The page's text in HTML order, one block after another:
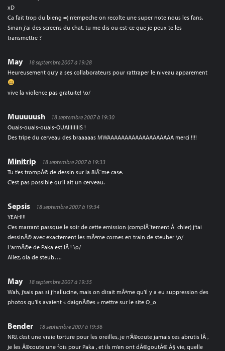
xD
Ca fait trop du bieng =) n’empeche on recolte une super note nous les fans.
Sinan j’ai des screens du chat, tu me dis ou est-ce que je peux te les
transmettre ?
May
18 septembre 2007 à 19:28
Heureusement qu’y a ses collaborateurs pour rattraper le niveau apparement
vive la violence pas gratuite! \o/
Muuuuush
18 septembre 2007 à 19:30
Ouais-ouais-ouais-OUAIIIIIIIIS !
Des tripe du cerveau des braaaaas MWAAAAAAAAAAAAAAAAAAA merci !!!!
Minitrip
18 septembre 2007 à 19:33
Tu t’es trompÃ© de dessin sur la 8iÃ¨me case.
C’est pas possible qu’il ait un cerveau.
Sepsis
18 septembre 2007 à 19:34
YEAH!!!
C’es marrant passque le soir de cette emission (complÃ¨tement Ã chier) j’tai
dessinÃ© avec exactement les mÃªme cornes en train de steuber \o/
L’armÃ©e de Paka est lÃ ! \o/
Allez, ola de steub….
May
18 septembre 2007 à 19:35
Wah, j’sais pas si j’hallucine, mais on dirait mÃªme qu’il y a eu suppression des
photos qu’ils avaient « daignÃ©es » mettre sur le site O_o
Bender
18 septembre 2007 à 19:36
NRJ, c’est une vraie torture pour les oreilles, je n’Ã©coute jamais ces abrutis lÃ ,
je les Ã©coute une fois pour Paka , et ils m’en ont dÃ©goutÃ© Ã§ vie, quelle